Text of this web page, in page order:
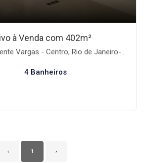
à Venda com 402m²
Vargas - Centro, Rio de Janeiro-RJ
4 Banheiros
‹ 1 ›